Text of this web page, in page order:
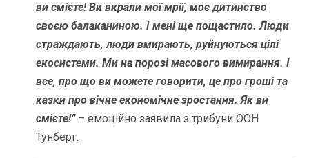
ви смієте! Ви вкрали мої мрії, моє дитинство
своєю балаканиною. І мені ще пощастило. Люди
страждають, люди вмирають, руйнуються цілі
екосистеми. Ми на порозі масового вимирання. І
все, про що ви можете говорити, це про гроші та
казки про вічне економічне зростання. Як ви
смієте!”– емоційно заявила з трибуни ООН
Тунберг.